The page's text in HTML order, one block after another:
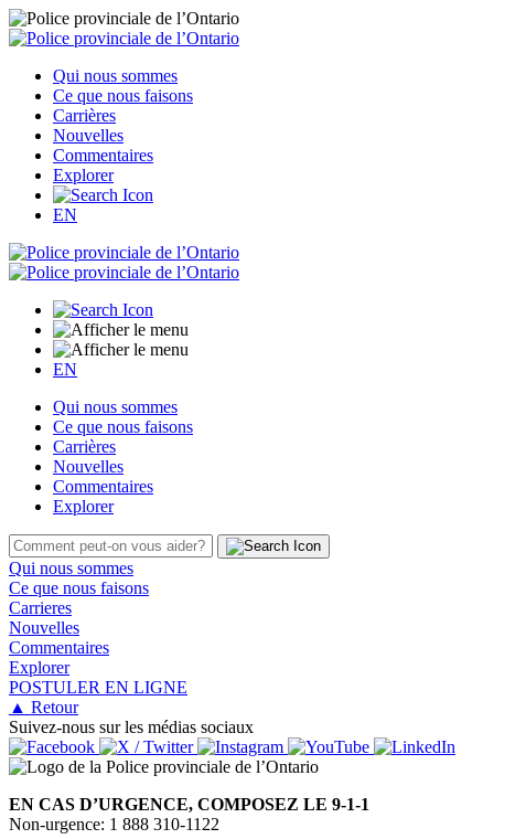
Qui nous sommes
Ce que nous faisons
Carrières
Nouvelles
Commentaires
Explorer
EN
EN
Qui nous sommes
Ce que nous faisons
Carrières
Nouvelles
Commentaires
Explorer
Qui nous sommes
Ce que nous faisons
Carrieres
Nouvelles
Commentaires
Explorer
POSTULER EN LIGNE
▲ Retour
Suivez-nous sur les médias sociaux
EN CAS D’URGENCE, COMPOSEZ LE 9-1-1
Non-urgence: 1 888 310-1122